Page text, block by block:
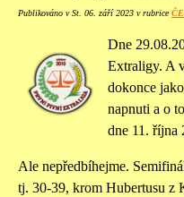
Publikováno v St. 06. září 2023 v rubrice
Dne
Extraligy. A
dokonce
napnuti a o
dne 11. října
Ale nepředbíhejme.
tj. 30-39, krom Hubertusu z